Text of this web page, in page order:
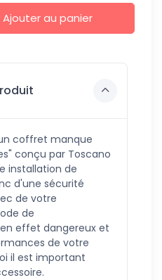
Ajouter au panier
coffret manque
conçu par Toscano
installation de
d'une sécurité
de votre
de
effet dangereux et
de votre
il est important